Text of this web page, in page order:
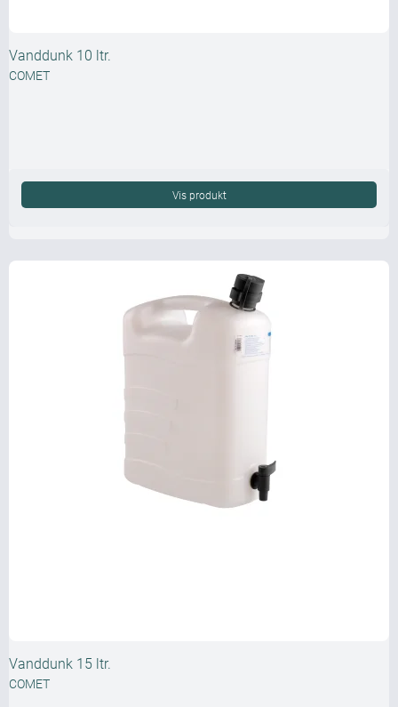
Vanddunk 10 ltr.
COMET
Vis produkt
Vanddunk 15 ltr.
COMET